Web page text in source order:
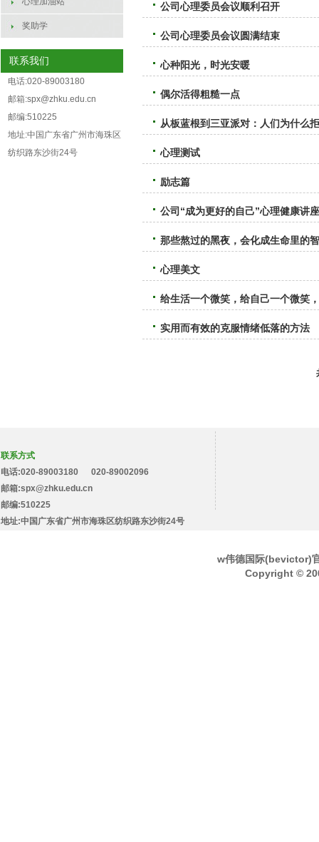
奖助学
联系我们
电话:020-89003180
邮箱:spx@zhku.edu.cn
邮编:510225
地址:中国广东省广州市海珠区
纺织路东沙街24号
公司心理委员会议顺利召开
公司心理委员会议圆满结束
心种阳光，时光安暖
偶尔活得粗糙一点
从板蓝根到三亚派对：人们为什么
心理测试
励志篇
公司“成为更好的自己”心理健康讲
那些熬过的黑夜，会化成生命里的
心理美文
给生活一个微笑，给自己一个微笑
实用而有效的克服情绪低落的方法
联系方式
电话:020-89003180 020-89002096
邮箱:spx@zhku.edu.cn
邮编:510225
地址:中国广东省广州市海珠区纺织路东沙街24号
w伟德国际(bevictor)
Copyright ©